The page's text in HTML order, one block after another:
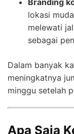
Branding
lokasi
melewati
sebagai
Dalam banyak
meningkatnya
minggu setelah
Apa Saja